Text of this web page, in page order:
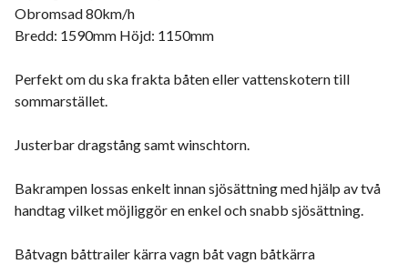
Obromsad 80km/h
Bredd: 1590mm Höjd: 1150mm
Perfekt om du ska frakta båten eller vattenskotern till
sommarstället.
Justerbar dragstång samt winschtorn.
Bakrampen lossas enkelt innan sjösättning med hjälp av två
handtag vilket möjliggör en enkel och snabb sjösättning.
Båtvagn båttrailer kärra vagn båt vagn båtkärra